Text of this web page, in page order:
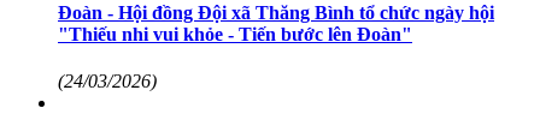
Đoàn - Hội đồng Đội xã Thăng Bình tổ chức ngày hội
"Thiếu nhi vui khỏe - Tiến bước lên Đoàn"
(24/03/2026)